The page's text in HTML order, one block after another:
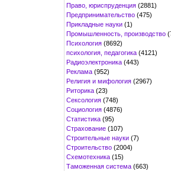
Право, юриспруденция (2881)
Предпринимательство (475)
Прикладные науки (1)
Промышленность, производство
Психология (8692)
психология, педагогика (4121)
Радиоэлектроника (443)
Реклама (952)
Религия и мифология (2967)
Риторика (23)
Сексология (748)
Социология (4876)
Статистика (95)
Страхование (107)
Строительные науки (7)
Строительство (2004)
Схемотехника (15)
Таможенная система (663)